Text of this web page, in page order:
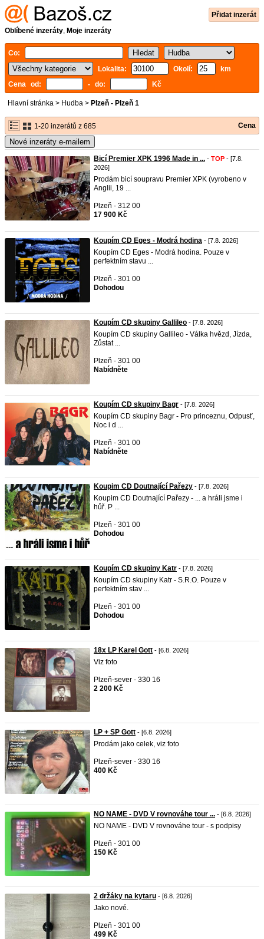
Přidat inzerát
Oblíbené inzeráty, Moje inzeráty
Co:
Lokalita:
Okolí:
km
Cena od:
- do: Kč
Hlavní stránka > Hudba > Plzeň - Plzeň 1
1-20 inzerátů z 685 Cena
Nové inzeráty e-mailem
Bicí Premier XPK 1996 Made in ... - TOP - [7.8.
2026]
Prodám bicí soupravu Premier XPK (vyrobeno v
Anglii, 19 ...
Plzeň - 312 00
17 900 Kč
Koupím CD Eges - Modrá hodina - [7.8. 2026]
Koupím CD Eges - Modrá hodina. Pouze v
perfektním stavu ...
Plzeň - 301 00
Dohodou
Koupím CD skupiny Gallileo - [7.8. 2026]
Koupím CD skupiny Gallileo - Válka hvězd, Jízda,
Zůstat ...
Plzeň - 301 00
Nabídněte
Koupím CD skupiny Bagr - [7.8. 2026]
Koupím CD skupiny Bagr - Pro princeznu, Odpusť,
Noc i d ...
Plzeň - 301 00
Nabídněte
Koupim CD Doutnající Pařezy - [7.8. 2026]
Koupim CD Doutnající Pařezy - ... a hráli jsme i
hůř. P ...
Plzeň - 301 00
Dohodou
Koupím CD skupiny Katr - [7.8. 2026]
Koupím CD skupiny Katr - S.R.O. Pouze v
perfektním stav ...
Plzeň - 301 00
Dohodou
18x LP Karel Gott - [6.8. 2026]
Viz foto
Plzeň-sever - 330 16
2 200 Kč
LP + SP Gott - [6.8. 2026]
Prodám jako celek, viz foto
Plzeň-sever - 330 16
400 Kč
NO NAME - DVD V rovnováhe tour ... - [6.8. 2026]
NO NAME - DVD V rovnováhe tour - s podpisy
Plzeň - 301 00
150 Kč
2 držáky na kytaru - [6.8. 2026]
Jako nové.
Plzeň - 301 00
499 Kč